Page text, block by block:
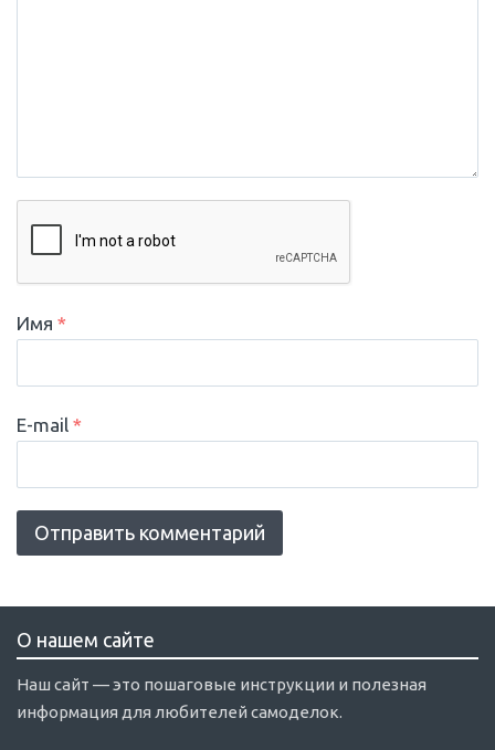
Имя *
E-mail *
О нашем сайте
Наш сайт — это пошаговые инструкции и полезная
информация для любителей самоделок.